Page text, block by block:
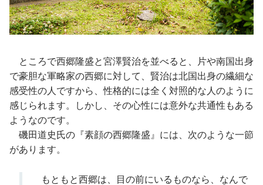
ところで西郷隆盛と宮澤賢治を並べると、片や南国出身
で豪胆な軍略家の西郷に対して、賢治は北国出身の繊細な
感受性の人ですから、性格的には全く対照的な人のように
感じられます。しかし、その心性には意外な共通性もある
ようなのです。
磯田道史氏の『素顔の西郷隆盛』には、次のような一節
があります。
もともと西郷は、目の前にいるものなら、なんで